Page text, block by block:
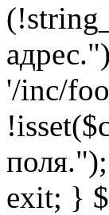
'/inc/
exit; }